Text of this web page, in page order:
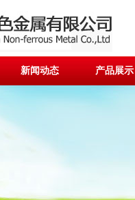
新闻动态 产品展示